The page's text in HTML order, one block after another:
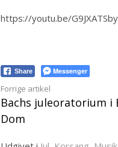
https://youtu.be/
Share Messenger
Læs
videre
Forrige artikel
Bachs juleoratorium i
Dom